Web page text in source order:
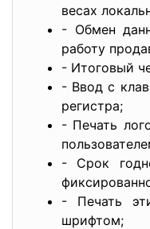
весах
- Обмен
работу
- Итоговый
- Ввод с
регистра;
- Печать
- Срок
- Печать
шрифтом;